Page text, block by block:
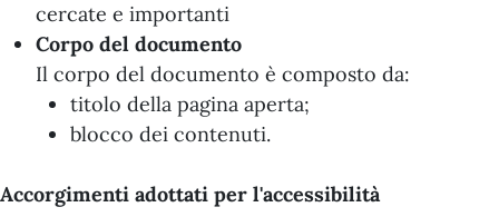
cercate e importanti
Corpo del documento
Il corpo del documento è composto da:
titolo della pagina aperta;
blocco dei contenuti.
Accorgimenti adottati per l'accessibilità